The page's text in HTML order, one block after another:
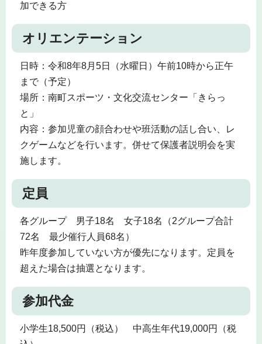
加できる方
オリエンテーション
日時：令和8年8月5日（水曜日）午前10時から正午
まで（予定）
場所：南町スポーツ・文化交流センター「きらっ
と」
内容：参加児童の顔合わせや班活動の話し合い、レ
クゲームなどを行います。併せて保護者説明会を実
施します。
定員
各グループ 男子18名 女子18名（2グループ合計
72名 最少催行人員68名）
昨年度参加していない方が優先になります。定員を
超えた場合は抽選となります。
参加代金
小学生18,500円（税込） 中高生年代19,000円（税